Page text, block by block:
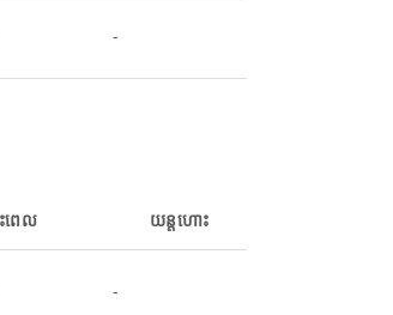
-
ពេល យន្តហោះ
-